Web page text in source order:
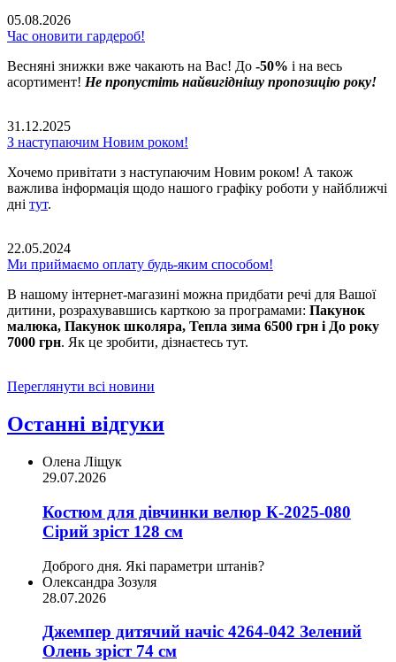
05.08.2026
Час оновити гардероб!
Весняні знижки вже чакають на Вас! До -50% і на весь
асортимент! Не пропустіть найвигіднішу пропозицію року!
31.12.2025
З наступаючим Новим роком!
Хочемо привітати з наступаючим Новим роком! А також
важлива інформація щодо нашого графіку роботи у найближчі
дні тут.
22.05.2024
Ми приймаємо оплату будь-яким способом!
В нашому інтернет-магазині можна придбати речі для Вашої
дитини, розрахувавшись карткою за програмами: Пакунок
малюка, Пакунок школяра, Тепла зима 6500 грн і До року
7000 грн. Як це зробити, дізнаєтесь тут.
Переглянути всі новини
Останні відгуки
Олена Ліщук
29.07.2026
Костюм для дівчинки велюр К-2025-080
Сірий зріст 128 см
Доброго дня. Які параметри штанів?
Олександра Зозуля
28.07.2026
Джемпер дитячий начіс 4264-042 Зелений
Олень зріст 74 см